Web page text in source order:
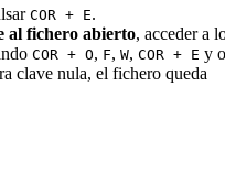
COR + E.
al fichero abierto, acceder a
COR + O, F, W, COR + E y
clave nula, el fichero queda